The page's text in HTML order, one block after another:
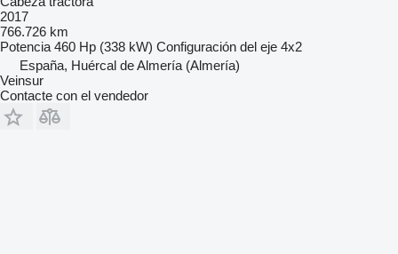
2017
766.726 km
Potencia 460 Hp (338 kW) Configuración del eje 4x2
España, Huércal de Almería (Almería)
Veinsur
Contacte con el vendedor